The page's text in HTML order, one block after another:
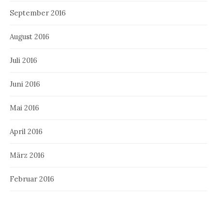
September 2016
August 2016
Juli 2016
Juni 2016
Mai 2016
April 2016
März 2016
Februar 2016